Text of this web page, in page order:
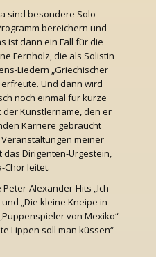
sind besondere Solo-
bereichern und
ist dann ein Fall für die
Fernholz, die als Solistin
Liedern „Griechischer
erfreute. Und dann wird
noch einmal für kurze
der Künstlername, den er
Karriere gebraucht
meiner
das Dirigenten-Urgestein,
Chor leitet.
Alexander-Hits „Ich
„Die kleine Kneipe in
von Mexiko“
Lippen soll man küssen“